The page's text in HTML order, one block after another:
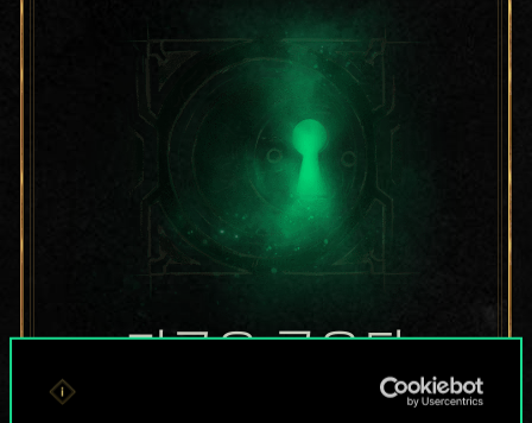
지금은 공유된
카드들에 지나지